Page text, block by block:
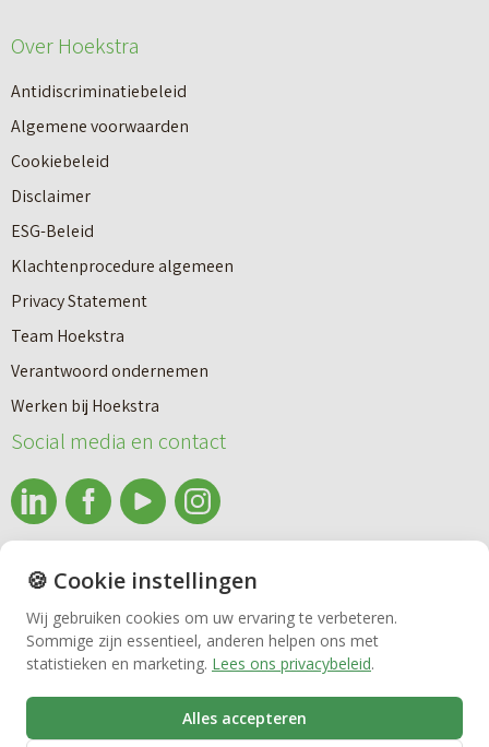
Nieuwbouw
Huren
Bedrijfsmakelaardij
Vastgoedbeheer
VvE beheer
n
n
a
a
r
e
e
n
n
i
e
u
o
w
e
u
Over Hoekstra
Antidiscriminatiebeleid
Algemene voorwaarden
Cookiebeleid
Disclaimer
ESG-Beleid
Klachtenprocedure algemeen
Privacy Statement
Team Hoekstra
Verantwoord ondernemen
Werken bij Hoekstra
Social media en contact
info@makelaardijhoekstra.nl
Alle contactgegevens
Bekijk de laatste nieuwsbrief van Makelaardij Hoekstra
Inschrijven nieuwsbrief Makelaardij Hoekstra
🍪 Cookie instellingen
Wij gebruiken cookies om uw ervaring te verbeteren.
Sommige zijn essentieel, anderen helpen ons met
statistieken en marketing. Lees ons privacybeleid.
Alles accepteren